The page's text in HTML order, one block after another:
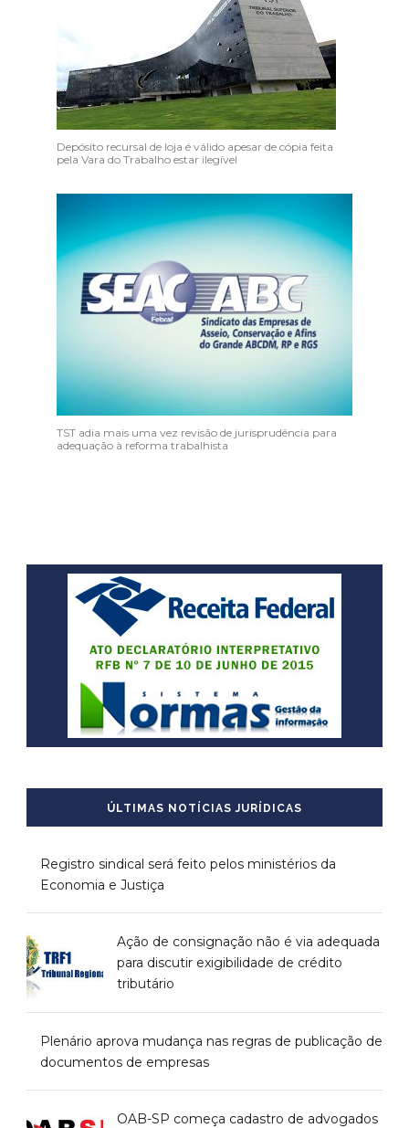
Depósito recursal de loja é válido apesar de cópia feita
pela Vara do Trabalho estar ilegível
TST adia mais uma vez revisão de jurisprudência para
adequação à reforma trabalhista
ÚLTIMAS NOTÍCIAS JURÍDICAS
Registro sindical será feito pelos ministérios da
Economia e Justiça
Ação de consignação não é via adequada
para discutir exigibilidade de crédito
tributário
Plenário aprova mudança nas regras de publicação de
documentos de empresas
OAB-SP começa cadastro de advogados